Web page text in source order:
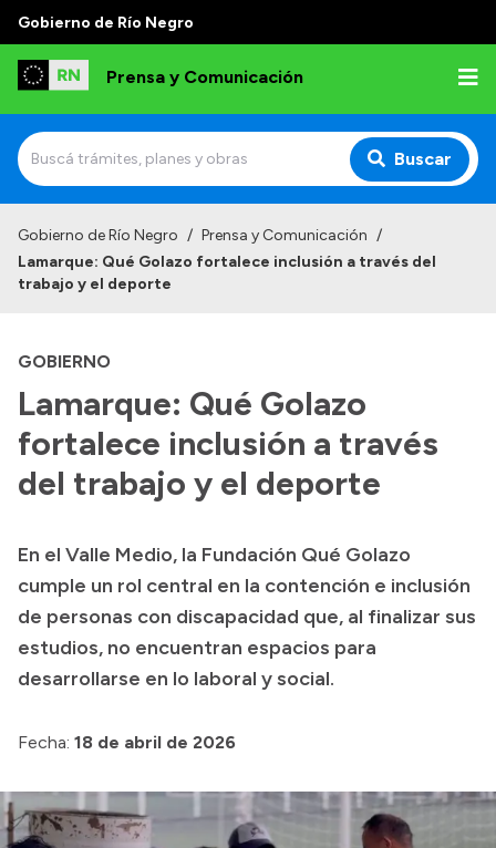
Gobierno de Río Negro
Prensa y Comunicación
Buscar
Institucional
Referentes de prensa
Archivo de noticias
Transparencia
Boletín Oficial
Compras y licitaciones
Consulta de expedientes
Consulta de pago a proveedores
Intranet
Login
Gobierno de Río Negro / Prensa y Comunicación /
Lamarque: Qué Golazo fortalece inclusión a través del
trabajo y el deporte
GOBIERNO
Lamarque: Qué Golazo
fortalece inclusión a través
del trabajo y el deporte
En el Valle Medio, la Fundación Qué Golazo
cumple un rol central en la contención e inclusión
de personas con discapacidad que, al finalizar sus
estudios, no encuentran espacios para
desarrollarse en lo laboral y social.
Fecha: 18 de abril de 2026